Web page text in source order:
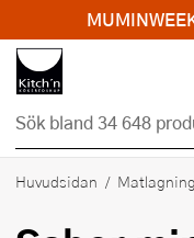
Hopp till huvudinnehållet
Huvudsidan Matlagning